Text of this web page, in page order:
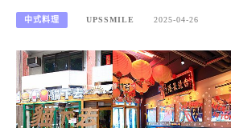
中式料理 UPSSMILE 2025-04-26